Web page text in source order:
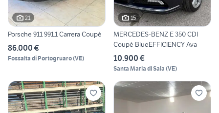
21
Porsche 911 991.1 Carrera Coupé
86.000 €
Fossalta di Portogruaro(VE)
15
MERCEDES-BENZ E 350 CDI
Coupé BlueEFFICIENCY Ava
10.900 €
Santa Maria di Sala (VE)